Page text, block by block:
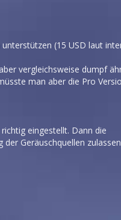
(15 USD laut
vergleichsweise dumpf
man aber die Pro
eingestellt. Dann die
Geräuschquellen